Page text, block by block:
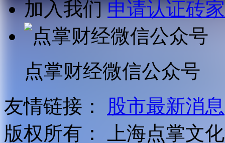
加入我们 申请认证砖家
点掌财经微信公众号
友情链接：
股市最新消息
版权所有：
上海点掌文